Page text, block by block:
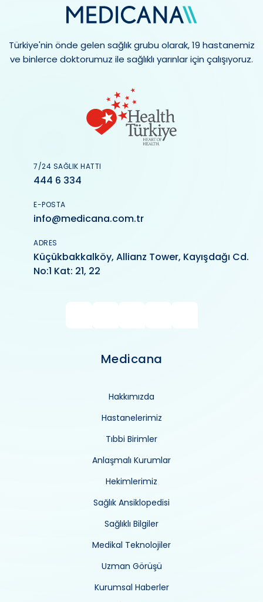
Türkiye'nin önde gelen sağlık grubu olarak, 19 hastanemiz
ve binlerce doktorumuz ile sağlıklı yarınlar için çalışıyoruz.
7/24 SAĞLIK HATTI
444 6 334
E-POSTA
info@medicana.com.tr
ADRES
Küçükbakkalköy, Allianz Tower, Kayışdağı Cd.
No:1 Kat: 21, 22
Medicana
Hakkımızda
Hastanelerimiz
Tıbbi Birimler
Anlaşmalı Kurumlar
Hekimlerimiz
Sağlık Ansiklopedisi
Sağlıklı Bilgiler
Medikal Teknolojiler
Uzman Görüşü
Kurumsal Haberler